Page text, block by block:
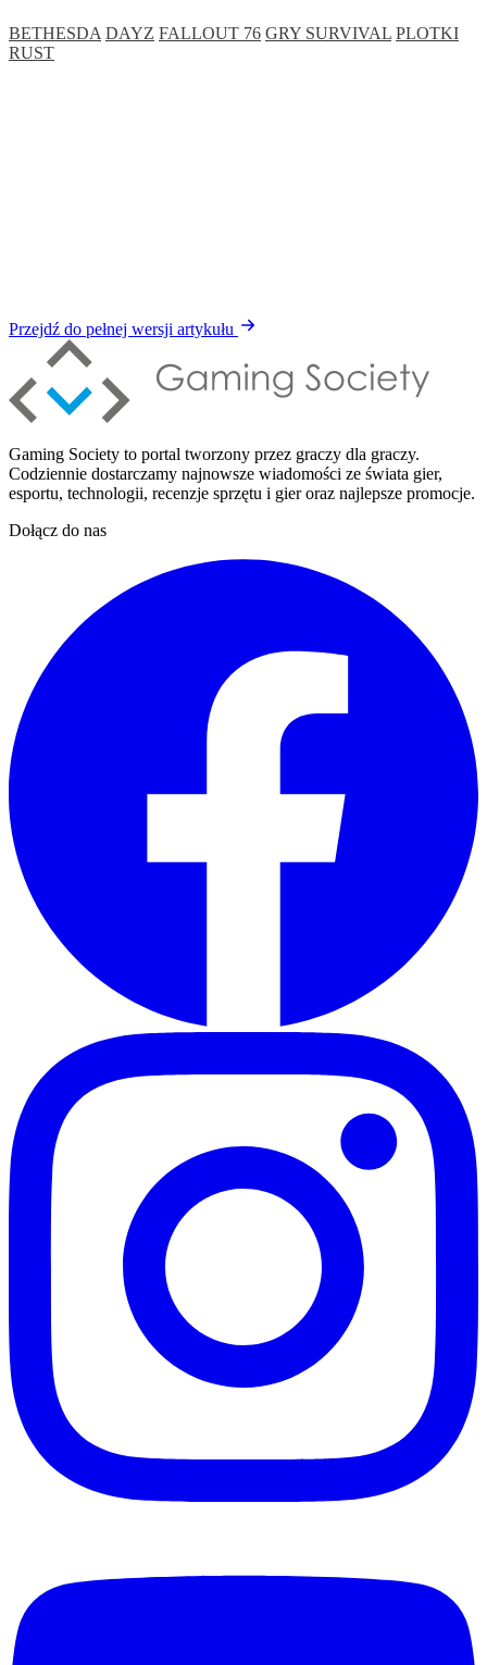
BETHESDA DAYZ FALLOUT 76 GRY SURVIVAL PLOTKI
RUST
Przejdź do pełnej wersji artykułu
Gaming Society to portal tworzony przez graczy dla graczy.
Codziennie dostarczamy najnowsze wiadomości ze świata gier,
esportu, technologii, recenzje sprzętu i gier oraz najlepsze promocje.
Dołącz do nas